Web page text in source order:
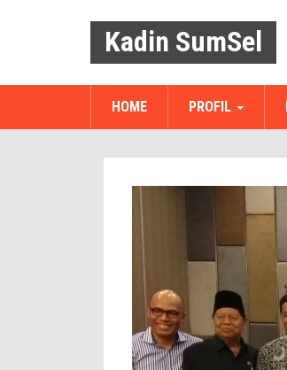
Kadin SumSel
HOME PROFIL